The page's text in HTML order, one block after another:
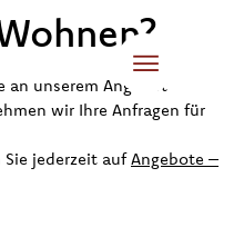
an unserem Angebot
wir Ihre Anfragen für
jederzeit aufAngebote –